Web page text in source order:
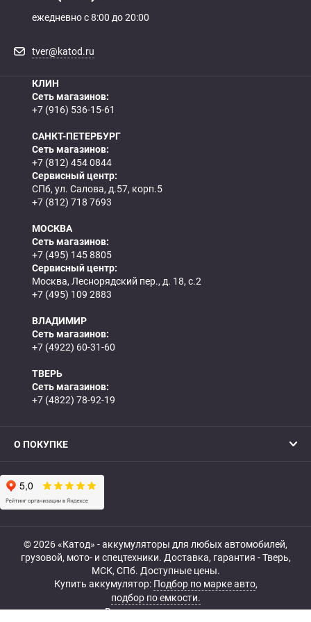
ежедневно с 8:00 до 20:00
tver@katod.ru
КЛИН
Сеть магазинов:
+7 (916) 536-15-61
САНКТ-ПЕТЕРБУРГ
Сеть магазинов:
+7 (812) 454 0844
Сервисный центр:
СПб, ул. Салова, д.57, корп.5
+7 (812) 718 7693
МОСКВА
Сеть магазинов:
+7 (495) 145 8805
Сервисный центр:
Москва, Леснорядский пер., д. 18, с.2
+7 (495) 109 2883
ВЛАДИМИР
Сеть магазинов:
+7 (4922) 60-31-60
ТВЕРЬ
Сеть магазинов:
+7 (4822) 78-92-19
О ПОКУПКЕ
© 2026 «Катод» - аккумуляторы для любых автомобилей,
грузовой, мото- и спецтехники. Доставка, гарантия - Тверь,
МСК, СПб. Доступные цены.
Купить аккумулятор: Подбор по марке авто,
подбор по емкости.
Все права защищены.